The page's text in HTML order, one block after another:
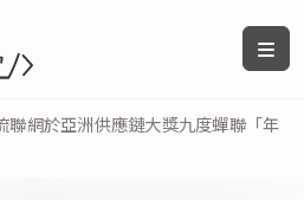
聯網於亞洲供應鏈大獎九度蟬聯「年